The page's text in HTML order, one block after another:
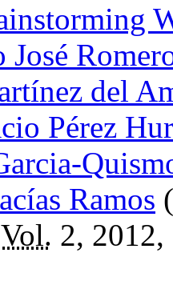
José
del
Pérez
Ramos (
Vol. 2, 2012,